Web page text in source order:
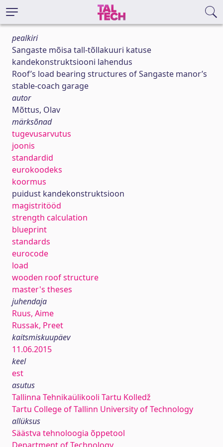
pealkiri
Sangaste mõisa tall-tõllakuuri katuse
kandekonstruktsiooni lahendus
Roof’s load bearing structures of Sangaste manor’s
stable-coach garage
autor
Mõttus, Olav
märksõnad
tugevusarvutus
joonis
standardid
eurokoodeks
koormus
puidust kandekonstruktsioon
magistritööd
strength calculation
blueprint
standards
eurocode
load
wooden roof structure
master's theses
juhendaja
Ruus, Aime
Russak, Preet
kaitsmiskuupäev
11.06.2015
keel
est
asutus
Tallinna Tehnikaülikooli Tartu Kolledž
Tartu College of Tallinn University of Technology
allüksus
Säästva tehnoloogia õppetool